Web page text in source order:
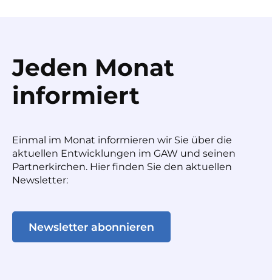
Jeden Monat
informiert
Einmal im Monat informieren wir Sie über die
aktuellen Entwicklungen im GAW und seinen
Partnerkirchen. Hier finden Sie den aktuellen
Newsletter:
Newsletter abonnieren